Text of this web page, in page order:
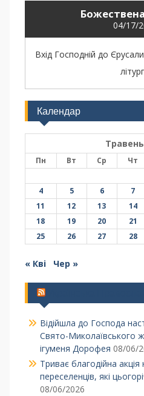
Божествена
04/17/
Вхід Господній до
Календар
Пн Вт Ср Чт
4
5 6 7
11
12 13 14
18
19 20 21
25
26 27 28
« Кві Чер »
Відійшла до Господа
Свято-Миколаївського
ігуменя Дорофея 08/06/
Триває благодійна акція
переселенців, які
08/06/2026